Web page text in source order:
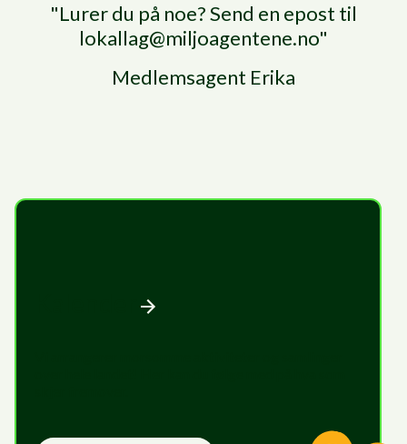
"Lurer du på noe? Send en epost til
lokallag@miljoagentene.no"
Medlemsagent Erika